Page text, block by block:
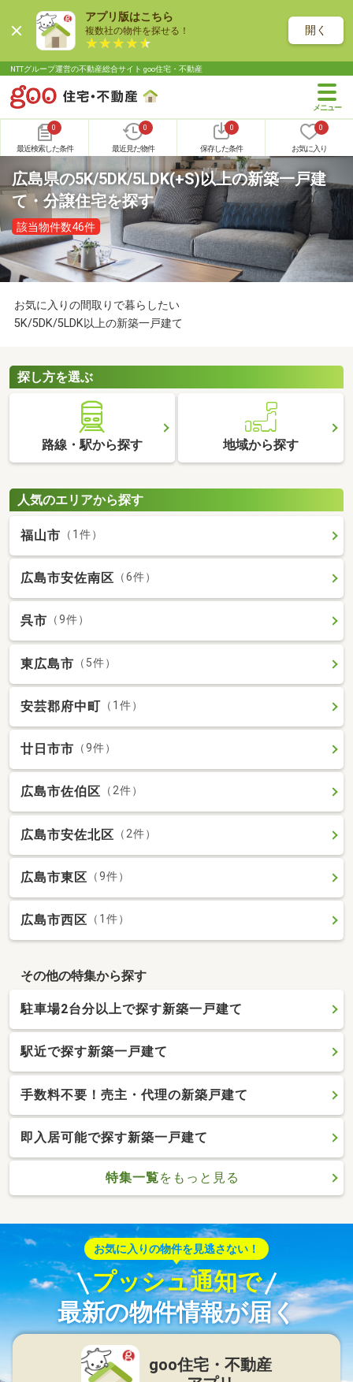
アプリ版はこちら
複数社の物件を探せる！ 開く
NTTグループ運営の不動産総合サイト goo住宅・不動産
0
最近検索した条件
0
最近見た物件
0
保存した条件
0
お気に入り
広島県の5K/5DK/5LDK(+S)以上の新築一戸建
て・分譲住宅を探す
該当物件数46件
お気に入りの間取りで暮らしたい
5K/5DK/5LDK以上の新築一戸建て
探し方を選ぶ
路線・駅から探す 地域から探す
人気のエリアから探す
福山市 （1件）
広島市安佐南区 （6件）
呉市 （9件）
東広島市 （5件）
安芸郡府中町 （1件）
廿日市市 （9件）
広島市佐伯区 （2件）
広島市安佐北区 （2件）
広島市東区 （9件）
広島市西区 （1件）
その他の特集から探す
駐車場2台分以上で探す新築一戸建て
駅近で探す新築一戸建て
手数料不要！売主・代理の新築戸建て
即入居可能で探す新築一戸建て
特集一覧をもっと見る
お気に入りの物件を見逃さない！
プッシュ通知で
最新の物件情報が届く
goo住宅・不動産